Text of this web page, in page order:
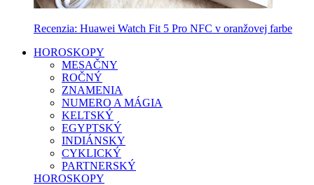
Recenzia: Huawei Watch Fit 5 Pro NFC v oranžovej farbe
HOROSKOPY
MESAČNY
ROČNÝ
ZNAMENIA
NUMERO A MÁGIA
KELTSKÝ
EGYPTSKÝ
INDIÁNSKY
CYKLICKÝ
PARTNERSKÝ
HOROSKOPY